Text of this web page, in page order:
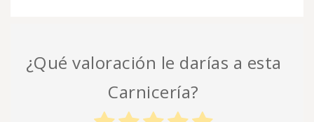
¿Qué valoración le darías a esta
Carnicería?